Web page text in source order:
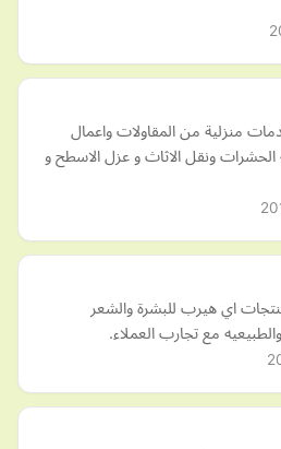
منزلية من المقاولات واعمال
الحشرات ونقل الاثاث و عزل الاسطح و
اي هيرب للبشرة والشعر
مع تجارب العملاء.